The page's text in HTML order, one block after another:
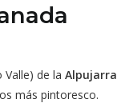
de la Alpujarra
más pintoresco.